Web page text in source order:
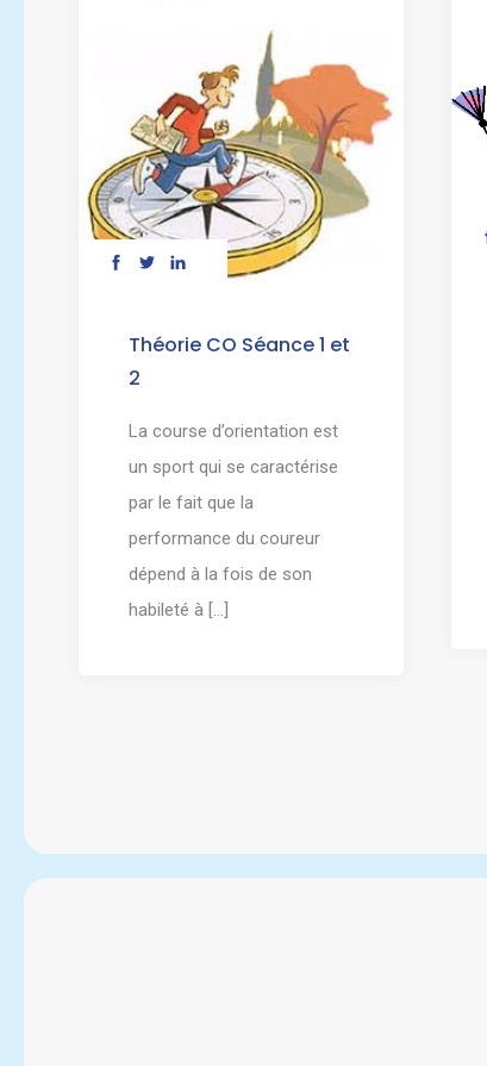
Théorie CO Séance 1 et
2
La course d’orientation est
un sport qui se caractérise
par le fait que la
performance du coureur
dépend à la fois de son
habileté à [...]